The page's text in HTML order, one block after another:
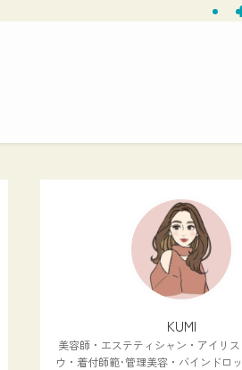
KUMI
美容師・エステティシャン・アイリ
ウ・着付師範･管理美容・バインドロ